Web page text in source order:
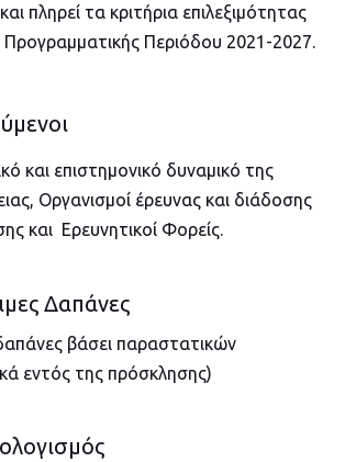
πληρεί τα κριτήρια επιλεξιμότητας
Προγραμματικής Περιόδου 2021-2027.
και επιστημονικό δυναμικό της
Οργανισμοί έρευνας και διάδοσης
και Ερευνητικοί Φορείς.
Δαπάνες
βάσει παραστατικών
εντός της πρόσκλησης)